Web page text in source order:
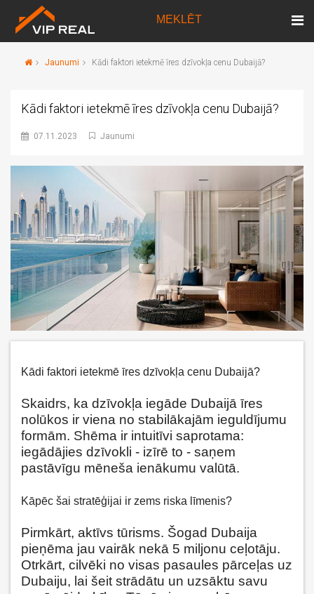
MEKLĒT
Jaunumi Kādi faktori ietekmē īres dzīvokļa cenu Dubaijā?
Kādi faktori ietekmē īres dzīvokļa cenu Dubaijā?
07.11.2023 Jaunumi
Kādi faktori ietekmē īres dzīvokļa cenu Dubaijā?
Skaidrs, ka dzīvokļa iegāde Dubaijā īres
nolūkos ir viena no stabilākajām ieguldījumu
formām. Shēma ir intuitīvi saprotama:
iegādājies dzīvokli - izīrē to - saņem
pastāvīgu mēneša ienākumu valūtā.
Kāpēc šai stratēģijai ir zems riska līmenis?
Pirmkārt, aktīvs tūrisms. Šogad Dubaija
pieņēma jau vairāk nekā 5 miljonu ceļotāju.
Otrkārt, cilvēki no visas pasaules pārceļas uz
Dubaiju, lai šeit strādātu un uzsāktu savu